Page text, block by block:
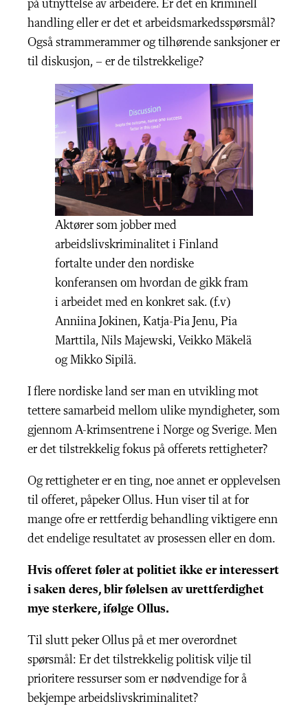
på utnyttelse av arbeidere. Er det en kriminell
handling eller er det et arbeidsmarkedsspørsmål?
Også strammerammer og tilhørende sanksjoner er
til diskusjon, – er de tilstrekkelige?
Aktører som jobber med
arbeidslivskriminalitet i Finland
fortalte under den nordiske
konferansen om hvordan de gikk fram
i arbeidet med en konkret sak. (f.v)
Anniina Jokinen, Katja-Pia Jenu, Pia
Marttila, Nils Majewski, Veikko Mäkelä
og Mikko Sipilä.
I flere nordiske land ser man en utvikling mot
tettere samarbeid mellom ulike myndigheter, som
gjennom A-krimsentrene i Norge og Sverige. Men
er det tilstrekkelig fokus på offerets rettigheter?
Og rettigheter er en ting, noe annet er opplevelsen
til offeret, påpeker Ollus. Hun viser til at for
mange ofre er rettferdig behandling viktigere enn
det endelige resultatet av prosessen eller en dom.
Hvis offeret føler at politiet ikke er interessert
i saken deres, blir følelsen av urettferdighet
mye sterkere, ifølge Ollus.
Til slutt peker Ollus på et mer overordnet
spørsmål: Er det tilstrekkelig politisk vilje til
prioritere ressurser som er nødvendige for å
bekjempe arbeidslivskriminalitet?